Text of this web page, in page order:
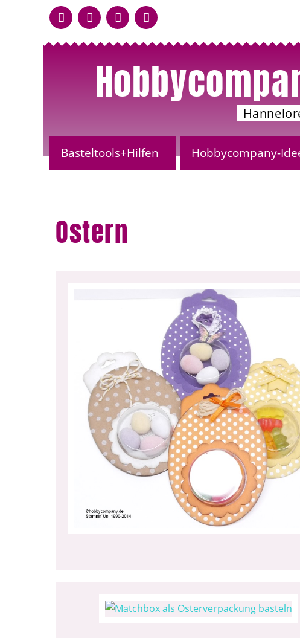
Basteltools+Hilfen Hobbycompany-
Ostern